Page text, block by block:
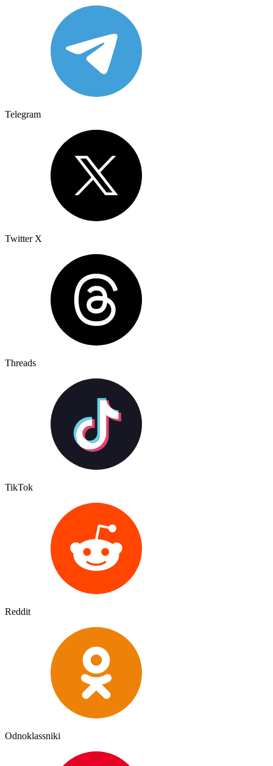
Telegram
Twitter X
Threads
TikTok
Reddit
Odnoklassniki